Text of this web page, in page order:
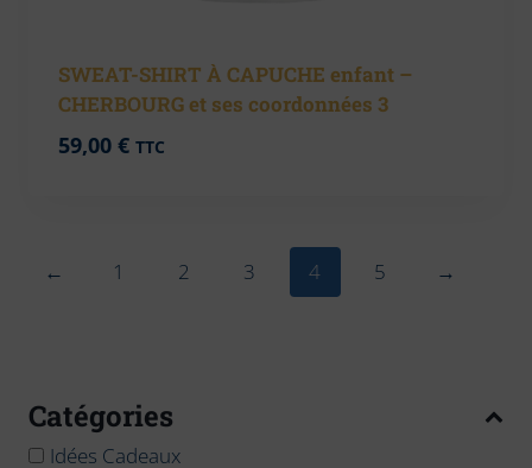
SWEAT-SHIRT À CAPUCHE enfant –
CHERBOURG et ses coordonnées 3
59,00 € TTC
← 1 2 3 4 5 →
Catégories
Idées Cadeaux